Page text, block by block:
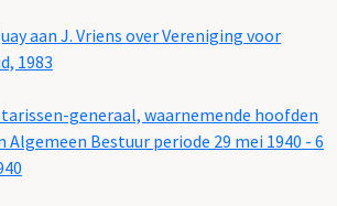
aan J. Vriens over Vereniging voor
1983
generaal, waarnemende hoofden
Bestuur periode 29 mei 1940 - 6